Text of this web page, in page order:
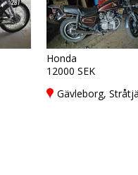
Honda
12000 SEK
Gävleborg,